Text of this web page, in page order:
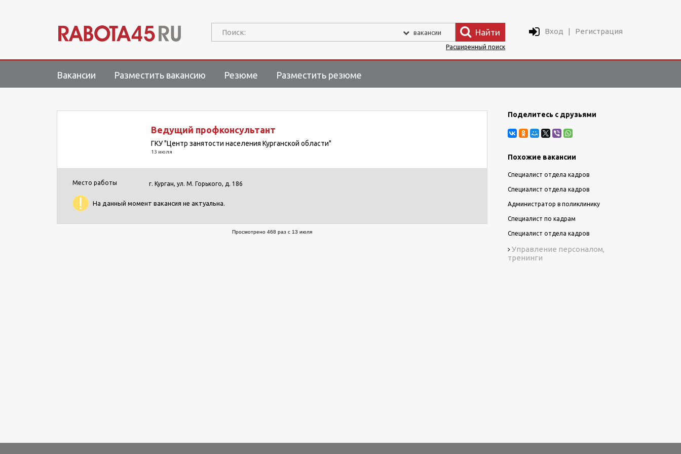
Поиск: вакансии Найти Вход | Регистрация
Расширенный поиск
Вакансии Разместить вакансию Резюме Разместить резюме
Ведущий профконсультант
ГКУ "Центр занятости населения Курганской области"
13 июля
Место работы г. Курган, ул. М. Горького, д. 186
На данный момент вакансия не актуальна.
Просмотрено 468 раз с 13 июля
Поделитесь с друзьями
Похожие вакансии
Специалист отдела кадров
Специалист отдела кадров
Администратор в поликлинику
Специалист по кадрам
Специалист отдела кадров
Управление персоналом,
тренинги